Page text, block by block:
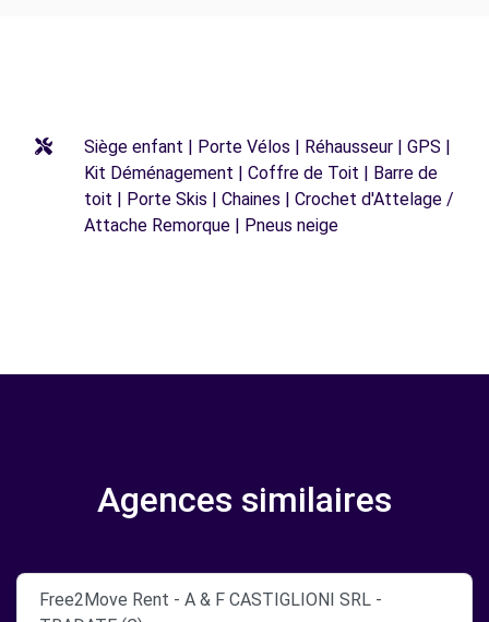
Siège enfant | Porte Vélos | Réhausseur | GPS |
Kit Déménagement | Coffre de Toit | Barre de
toit | Porte Skis | Chaines | Crochet d'Attelage /
Attache Remorque | Pneus neige
Agences similaires
Free2Move Rent - A & F CASTIGLIONI SRL -